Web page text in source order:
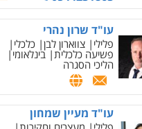
עו"ד שרון נהרי
פלילי צווארון לבן כלכלי
פשיעה כלכלית בינלאומי
הליכי הסגרה
עו"ד מעיין שמחון
שירותים מקצועיים לעורכי
דין
0544500346
מאיה בלום, עו"ס,
טיפול ושיקום
טיפול בהתמכרויות
שירותים מקצועיים לעורכי
דין